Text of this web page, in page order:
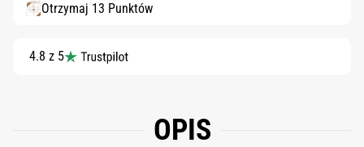
Otrzymaj 13 Punktów
4.8 z 5
OPIS